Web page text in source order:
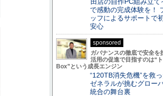
で感動の完成体験を！
ッフによるサポートで
安心
sponsored
ガバナンスの徹底で安全を
活用の促進で目指すのは“
Box”という成長エンジン
“120TB消失危機”を救っ
ゼネラルが挑むグロー
統合の舞台裏